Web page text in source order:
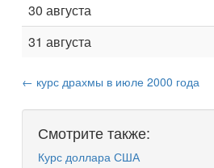
30 августа
31 августа
← курс драхмы в июле 2000 года
Смотрите также:
Курс доллара США